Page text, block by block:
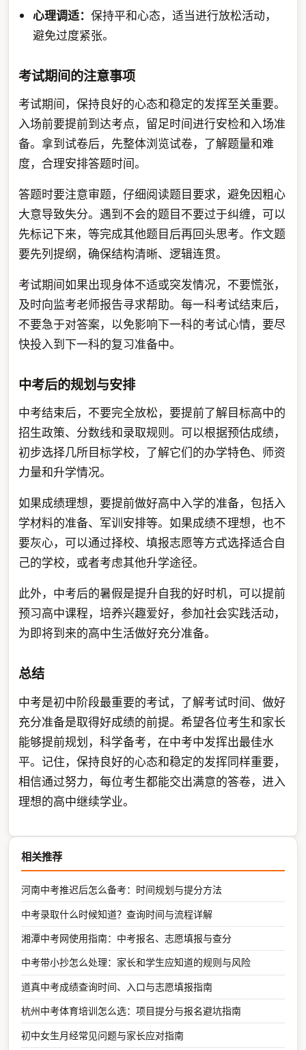
心理调适：保持平和心态，适当进行放松活动，
避免过度紧张。
考试期间的注意事项
考试期间，保持良好的心态和稳定的发挥至关重要。
入场前要提前到达考点，留足时间进行安检和入场准
备。拿到试卷后，先整体浏览试卷，了解题量和难
度，合理安排答题时间。
答题时要注意审题，仔细阅读题目要求，避免因粗心
大意导致失分。遇到不会的题目不要过于纠缠，可以
先标记下来，等完成其他题目后再回头思考。作文题
要先列提纲，确保结构清晰、逻辑连贯。
考试期间如果出现身体不适或突发情况，不要慌张，
及时向监考老师报告寻求帮助。每一科考试结束后，
不要急于对答案，以免影响下一科的考试心情，要尽
快投入到下一科的复习准备中。
中考后的规划与安排
中考结束后，不要完全放松，要提前了解目标高中的
招生政策、分数线和录取规则。可以根据预估成绩，
初步选择几所目标学校，了解它们的办学特色、师资
力量和升学情况。
如果成绩理想，要提前做好高中入学的准备，包括入
学材料的准备、军训安排等。如果成绩不理想，也不
要灰心，可以通过择校、填报志愿等方式选择适合自
己的学校，或者考虑其他升学途径。
此外，中考后的暑假是提升自我的好时机，可以提前
预习高中课程，培养兴趣爱好，参加社会实践活动，
为即将到来的高中生活做好充分准备。
总结
中考是初中阶段最重要的考试，了解考试时间、做好
充分准备是取得好成绩的前提。希望各位考生和家长
能够提前规划，科学备考，在中考中发挥出最佳水
平。记住，保持良好的心态和稳定的发挥同样重要，
相信通过努力，每位考生都能交出满意的答卷，进入
理想的高中继续学业。
相关推荐
河南中考推迟后怎么备考：时间规划与提分方法
中考录取什么时候知道？查询时间与流程详解
湘潭中考网使用指南：中考报名、志愿填报与查分
中考带小抄怎么处理：家长和学生应知道的规则与风险
道真中考成绩查询时间、入口与志愿填报指南
杭州中考体育培训怎么选：项目提分与报名避坑指南
初中女生月经常见问题与家长应对指南